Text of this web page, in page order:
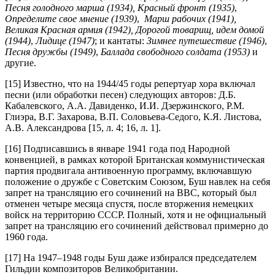
Песня голодного марша (1934), Красный фронт (1935),
Определите свое мнение (1939), Марш рабочих (1941),
Великая Красная армия (1942), Дорогой товарищ, идем домой
(1944),Лидице (1947); и кантаты: Зимнее путешествие (1946),
Песня дружбы (1949), Баллада свободного солдата (1953) и
другие.
[15] Известно, что на 1944/45 годы репертуар хора включал
песни (или обработки песен) следующих авторов: Д.Б.
Кабалевского, А.А. Давиденко, И.И. Дзержинского, Р.М.
Глиэра, В.Г. Захарова, В.П. Соловьева-Седого, К.Я. Листова,
А.В. Александрова [15, л. 4; 16, л. 1].
[16] Подписавшись в январе 1941 года под Народной
конвенцией, в рамках которой Британская коммунистическая
партия продвигала антивоенную программу, включавшую
положение о дружбе с Советским Союзом, Буш навлек на себя
запрет на трансляцию его сочинений на BBC, который был
отменен четыре месяца спустя, после вторжения немецких
войск на территорию СССР. Полный, хотя и не официальный
запрет на трансляцию его сочинений действовал примерно до
1960 года.
[17] На 1947–1948 годы Буш даже избирался председателем
Гильдии композиторов Великобритании.